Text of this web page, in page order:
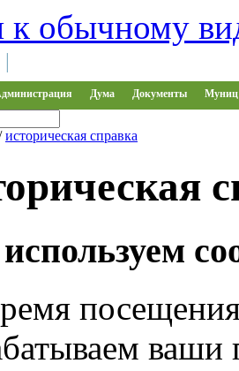
к обычному
|
Дума Документы Муниц
историческая справка
ваши